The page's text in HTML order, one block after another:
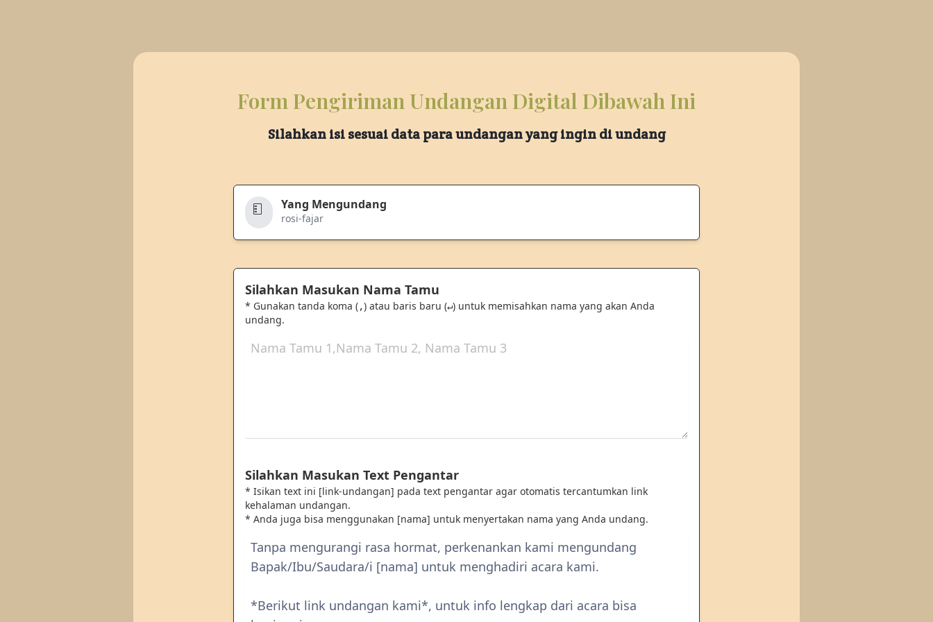
Form Pengiriman Undangan Digital Dibawah Ini
Silahkan isi sesuai data para undangan yang ingin di undang
Yang Mengundang
rosi-fajar
Silahkan Masukan Nama Tamu
* Gunakan tanda koma (,) atau baris baru (↵) untuk memisahkan nama yang akan Anda
undang.
Silahkan Masukan Text Pengantar
* Isikan text ini [link-undangan] pada text pengantar agar otomatis tercantumkan link
kehalaman undangan.
* Anda juga bisa menggunakan [nama] untuk menyertakan nama yang Anda undang.